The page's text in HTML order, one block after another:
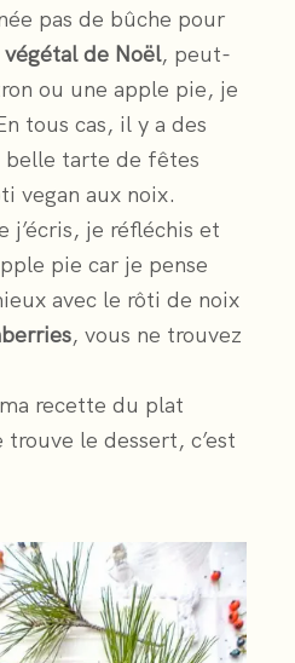
pas de bûche pour
de Noël, peut-
ou une apple pie, je
tous cas, il y a des
belle tarte de fêtes
vegan aux noix.
j’écris, je réfléchis et
pie car je pense
avec le rôti de noix
, vous ne trouvez
recette du plat
le dessert, c’est